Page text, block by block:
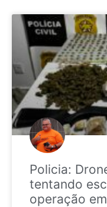
Policia:
tentando
operação